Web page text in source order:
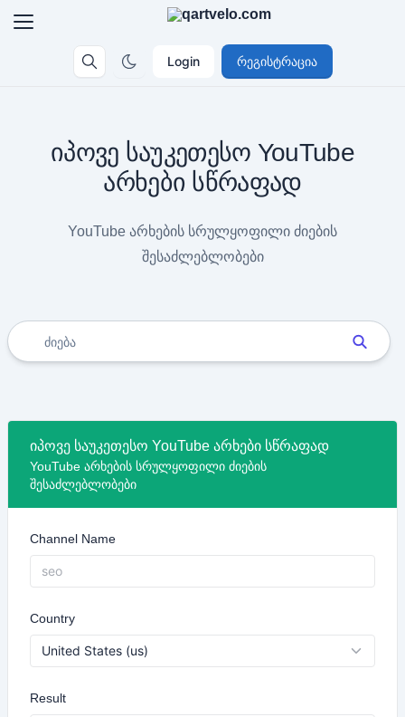
Login რეგისტრაცია
იპოვე საუკეთესო YouTube
არხები სწრაფად
YouTube არხების სრულყოფილი ძიების
შესაძლებლობები
იპოვე საუკეთესო YouTube არხები სწრაფად
YouTube არხების სრულყოფილი ძიების
შესაძლებლობები
Channel Name
Country
Result